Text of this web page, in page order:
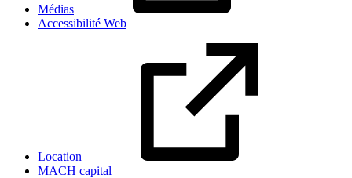
Médias
Accessibilité Web
Location
MACH capital